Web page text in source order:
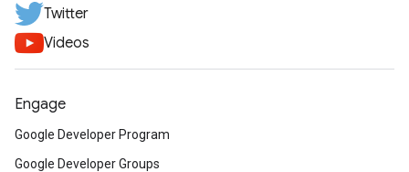
Twitter
Videos
Engage
Google Developer Program
Google Developer Groups